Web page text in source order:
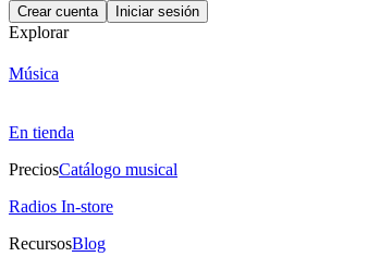
Crear cuenta Iniciar sesión
Explorar
Música
En tienda
PreciosCatálogo musical
Radios In-store
RecursosBlog